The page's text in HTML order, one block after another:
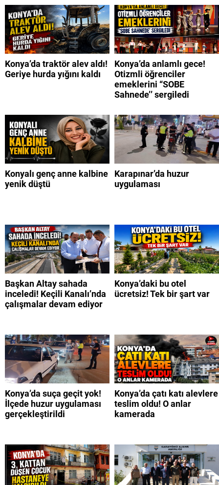
Konya’da traktör alev aldı!
Geriye hurda yığını kaldı
Konya’da anlamlı gece!
Otizmli öğrenciler
emeklerini “SOBE
Sahnede’’ sergiledi
Konyalı genç anne kalbine
yenik düştü
Karapınar’da huzur
uygulaması
Başkan Altay sahada
inceledi! Keçili Kanalı’nda
çalışmalar devam ediyor
Konya’daki bu otel
ücretsiz! Tek bir şart var
Konya’da suça geçit yok!
İlçede huzur uygulaması
gerçekleştirildi
Konya’da çatı katı alevlere
teslim oldu! O anlar
kamerada